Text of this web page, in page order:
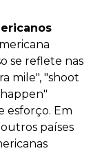
se reflete nas
mile", "shoot
esforço. Em
países